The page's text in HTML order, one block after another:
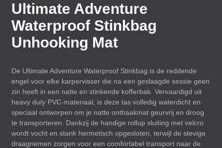
Ultimate Adventure
Waterproof Stinkbag
Unhooking Mat
De Ultimate Adventure Waterproof Stinkbag is de reddende
engel voor elke karpervisser die na een geslaagde sessie geen
zin heeft in een natte en stinkende kofferbak. Vervaardigd uit
heavy duty PVC-materiaal, is deze tas volledig waterdicht en
speciaal ontworpen om je natte onthaakmat geurvrij en droog
te transporteren. Dankzij de handige rollup sluiting met velcro
wordt vocht en stank hermetisch opgesloten, terwijl de stevige
draagriemen zorgen voor een comfortabel transport naar de